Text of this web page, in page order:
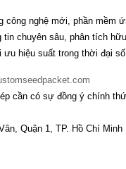
nghệ mới, phần mềm
chuyên sâu, phân tích
ưu hiệu suất trong thời đại
cần có sự đồng ý chính
Quận 1, TP. Hồ Chí Minh